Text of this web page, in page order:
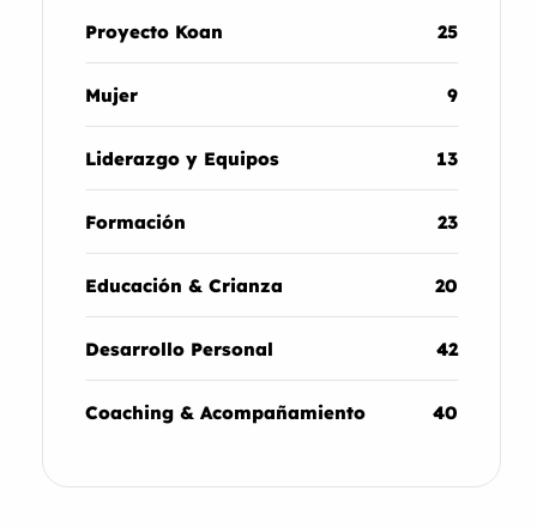
Proyecto Koan 25
Mujer 9
Liderazgo y Equipos 13
Formación 23
Educación & Crianza 20
Desarrollo Personal 42
Coaching & Acompañamiento 40